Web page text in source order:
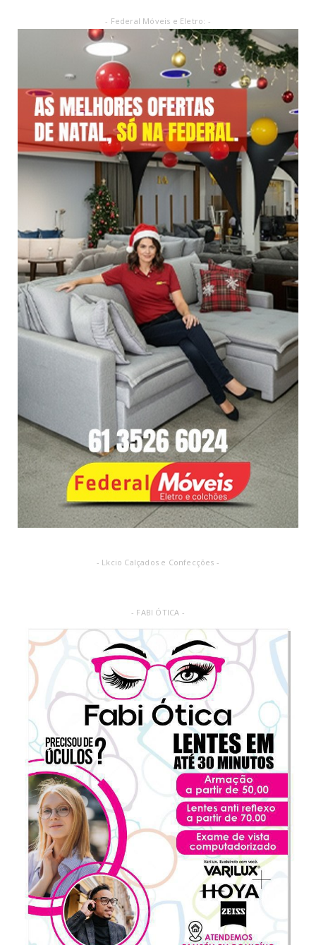
- Federal Móveis e Eletro: -
- Lkcio Calçados e Confecções -
- FABI ÓTICA -